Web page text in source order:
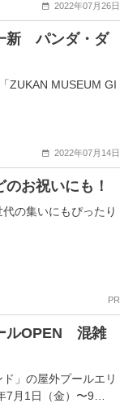
2022年07月26日
新 パンダ・ダ
ZUKAN MUSEUM GI
2022年07月14日
お祝いにも！
の集いにもぴったり
PR
ルOPEN 混雑
」の屋外プールエリ
7月1日（金）〜9…